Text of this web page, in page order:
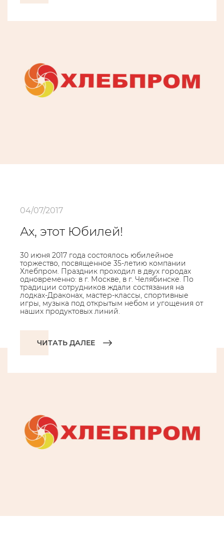
04/07/2017
Ах, этот Юбилей!
30 июня 2017 года состоялось юбилейное
торжество, посвященное 35-летию компании
Хлебпром. Праздник проходил в двух городах
одновременно: в г. Москве, в г. Челябинске. По
традиции сотрудников ждали состязания на
лодках-Драконах, мастер-классы, спортивные
игры, музыка под открытым небом и угощения от
наших продуктовых линий.
ЧИТАТЬ ДАЛЕЕ